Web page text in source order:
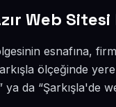
Web
esnafına,
ölçeğinde
ya da “Şarkışla'de